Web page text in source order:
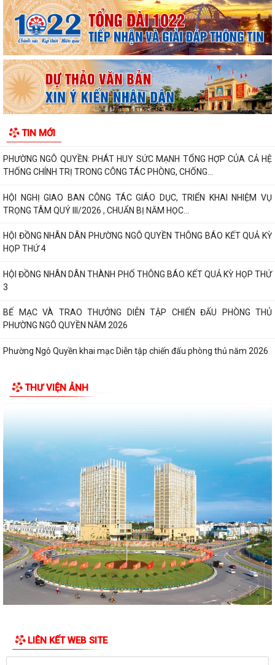
TIN MỚI
KHÁNH DƯ
DANH SÁCH ĐĂNG KÝ KINH DOANH THÁNG 7/2026
Phường Ngô Quyền trao tặng sách giáo khoa, đồng phục cho 307 học
sinh có hoàn cảnh khó khăn trước...
Phường Ngô Quyền đẩy mạnh công tác phòng, chống ma túy và nhân
rộng các mô hình an ninh trật tự tại...
THƯ CẢM ƠN – NIỀM TIN CỦA NHÂN DÂN DÀNH CHO CHÍNH QUYỀN
PHƯỜNG NGÔ QUYỀN: PHÁT HUY SỨC MẠNH TỔNG HỢP CỦA CẢ HỆ
THỐNG CHÍNH TRỊ TRONG CÔNG TÁC PHÒNG, CHỐNG...
HỘI NGHỊ GIAO BAN CÔNG TÁC GIÁO DỤC, TRIỂN KHAI NHIỆM VỤ
TRỌNG TÂM QUÝ III/2026 , CHUẨN BỊ NĂM HỌC...
HỘI ĐỒNG NHÂN DÂN PHƯỜNG NGÔ QUYỀN THÔNG BÁO KẾT QUẢ KỲ
HỌP THỨ 4
HỘI ĐỒNG NHÂN DÂN THÀNH PHỐ THÔNG BÁO KẾT QUẢ KỲ HỌP THỨ
3
BẾ MẠC VÀ TRAO THƯỞNG DIỄN TẬP CHIẾN ĐẤU PHÒNG THỦ
PHƯỜNG NGÔ QUYỀN NĂM 2026
Phường Ngô Quyền khai mạc Diễn tập chiến đấu phòng thủ năm 2026
THƯ TRI ÂN GIA ĐÌNH CÁC ANH HÙNG LIỆT...
Phường Ngô Quyền: Chuỗi hoạt động tri ân, “Đền ơn đáp nghĩa” thiết
thực nhân kỷ niệm 79 năm Ngày...
PHƯỜNG NGÔ QUYỀN TỔ CHỨC HỘI NGHỊ TRAO TẶNG ẢNH PHỤC CHẾ
LIỆT SĨ VÀ TẶNG QUÀ CHO CÁC HỘ GIA ĐÌNH...
ỦY BAN NHÂN DÂN PHƯỜNG NGÔ QUYỀN THÔNG TIN Về việc cưỡng
chế cưỡng chế 02 tổ chức để thu hồi nhà là...
PHƯỜNG NGÔ QUYỀN THĂM HỎI, TẶNG QUÀ GIA ĐÌNH CHÍNH SÁCH,
NGƯỜI CÓ CÔNG NHÂN DỊP 27/7
PHƯỜNG NGÔ QUYỀN VIẾNG NGHĨA TRANG LIỆT SĨ NHÂN KỶ NIỆM 79
NĂM NGÀY THƯƠNG BINH LIỆT SĨ 27/7
UBND PHƯỜNG NGÔ QUYỀN THÔNG BÁO THỜI GIAN TỔ CHỨC HỘI
NGHỊ ĐỐI THOẠI DOANH NGHIỆP, HỘ KINH DOANH,...
THƯ VIỆN ẢNH
LIÊN KẾT WEB SITE